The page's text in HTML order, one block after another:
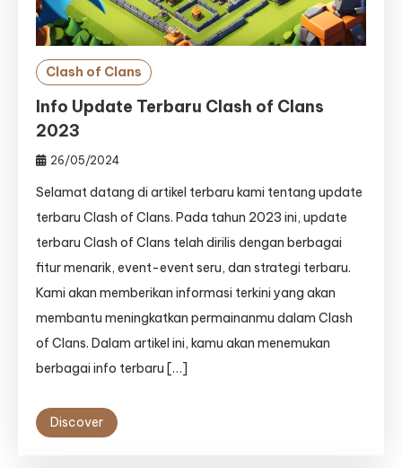
Clash of Clans
Info Update Terbaru Clash of Clans
2023
26/05/2024
Selamat datang di artikel terbaru kami tentang update
terbaru Clash of Clans. Pada tahun 2023 ini, update
terbaru Clash of Clans telah dirilis dengan berbagai
fitur menarik, event-event seru, dan strategi terbaru.
Kami akan memberikan informasi terkini yang akan
membantu meningkatkan permainanmu dalam Clash
of Clans. Dalam artikel ini, kamu akan menemukan
berbagai info terbaru […]
Discover